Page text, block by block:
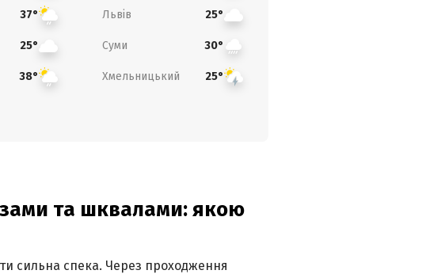
37° Львів 25°
25° Суми 30°
38° Хмельницький 25°
та шквалами: якою
сильна спека. Через проходження